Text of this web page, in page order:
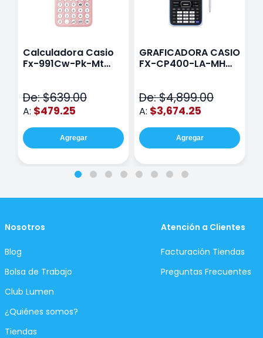
Calculadora Casio
Fx-991Cw-Pk-Mt
De: $639.00
A: $479.25
Agregar
GRAFICADORA CASIO
FX-CP400-LA-MH
De: $4,899.00
A: $3,674.25
Agregar
Nosotros
Blog
Bolsa de Trabajo
Club Lumen
¿Quiénes somos?
Tiendas
Atención a Clientes
Facturación Tiendas
Preguntas Frecuentes